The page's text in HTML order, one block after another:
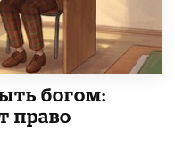
богом:
право